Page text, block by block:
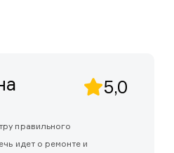
5,0
правильного
идет о ремонте и